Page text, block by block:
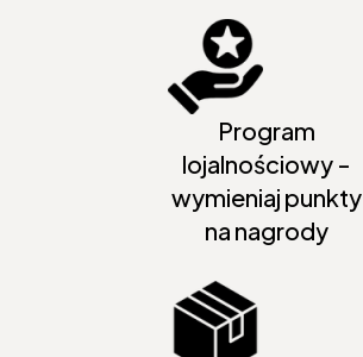
Program
lojalnościowy -
wymieniaj punkty
na nagrody